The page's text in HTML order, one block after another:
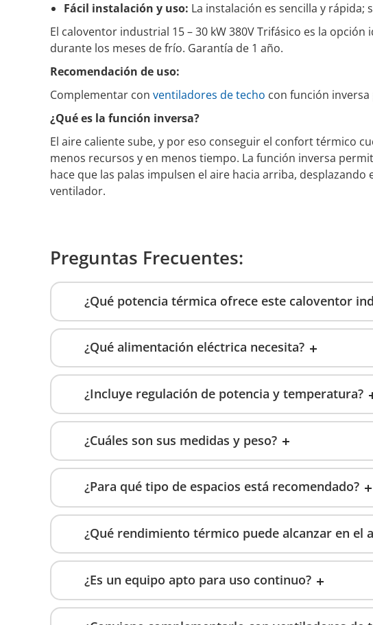
Fácil instalación y uso: La instalación es sencilla y
El caloventor industrial 15 – 30 kW 380V Trifásico es la
durante los meses de frío. Garantía de 1 año.
Recomendación de uso:
Complementar con ventiladores de techo con función
¿Qué es la función inversa?
El aire caliente sube, y por eso conseguir el confort térmico
menos recursos y en menos tiempo. La función inversa
hace que las palas impulsen el aire hacia arriba,
ventilador.
Preguntas Frecuentes:
¿Qué potencia térmica ofrece este caloventor
¿Qué alimentación eléctrica necesita?
¿Incluye regulación de potencia y temperatura?
¿Cuáles son sus medidas y peso?
¿Para qué tipo de espacios está recomendado?
¿Qué rendimiento térmico puede alcanzar en el
¿Es un equipo apto para uso continuo?